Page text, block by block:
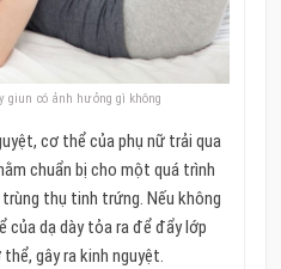
giun có ảnh hưởng gì không
cơ thể của phụ nữ trải qua
chuẩn bị cho một quá trình
thụ tinh trứng. Nếu không
dạ dày tỏa ra để đẩy lớp
gây ra kinh nguyệt.